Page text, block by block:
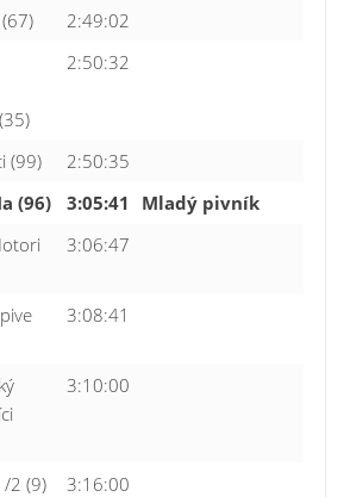
2:49:02
2:50:32
(99)
2:50:35
(96) 3:05:41
Mladý pivník
3:06:47
3:08:41
3:10:00
2 (9)
3:16:00